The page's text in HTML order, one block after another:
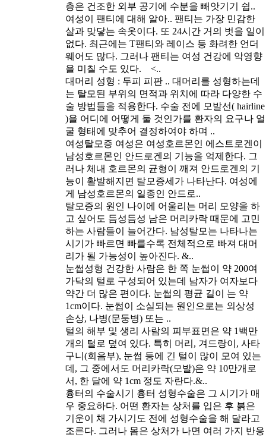
층은 건조한 외부 공기에 수분을 빼앗기기 쉽..
여성이 팬티에 대해 알아.. 팬티는 가장 민감한
살과 맞닿는 속옷이다. 또 24시간 거의 벗을 일이
없다. 최근에는 T팬티와 레이스 등 화려한 언더
웨어도 많다. 그러나 팬티는 여성 건강에 악영향
을 미칠 수도 있다. <..
대머리 성형 : 두피 피판 .. 대머리를 성형하는데
는 탈모된 부위의 면적과 위치에 따라 다양한 수
술 방법들을 적용한다. 수술 전에 모발선( hairline
)을 어디에 어떻게 둘 것인가를 환자의 요구나 얼
굴 형태에 맞추어 결정하여야 하며 ..
여성탈모증 여성은 여성호르몬인 에스트로겐이
남성호르몬인 안드로겐의 기능을 억제한다. 그
러나 체내 호르몬의 균형이 깨져 안드로겐의 기
능이 활발해지면 탈모증세가 나타난다. 여성에
게 남성호르몬의 일종인 안드로..
탈모증의 원인 나이에 어울리는 머리 모양을 하
고 싶어도 듬성듬성 남은 머리카락 때문에 고민
하는 사람들이 늘어간다. 남성탈모는 나타나는
시기가 빠르면 빠를수록 전체적으로 빠져 대머
리가 될 가능성이 높아진다. &..
눈썹성형 건강한 사람은 한 쪽 눈썹이 약 200여
가닥의 털로 구성되어 있는데 남자가 여자보다
약간 더 많은 편이다. 눈썹의 평균 길이 는 약
1cm이다. 눈썹이 소실되는 원인으로는 외상성
손상, 나병(문둥병) 또는 ..
털의 해부 및 생리 사람의 피부표면은 약 1백만
개의 털로 덮여 있다. 특히 머리, 겨드랑이, 사타
구니(회음부), 눈썹 등에 긴 털이 많이 모여 있는
데, 그 중에서도 머리카락(모발)은 약 10만개로
서, 한 달에 약 1cm 정도 자란다.&..
흉터의 수술시기
흉터 성형수술은 그 시기가 매
우 중요하다. 어떤 환자는 상처를 입은 후 붉은
기운이 채 가시기도 전에 성형수술을 해 달라고
조른다. 그러나 몸은 상처가 나면 여러 가지 반응